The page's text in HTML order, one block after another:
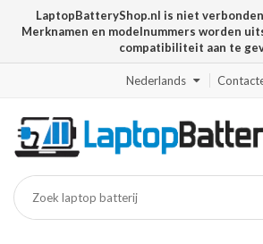
LaptopBatteryShop.nl is niet
Merknamen en modelnummers worden
compatibiliteit aan te
Nederlands